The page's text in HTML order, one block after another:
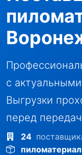
с
Выгрузки
перед
24